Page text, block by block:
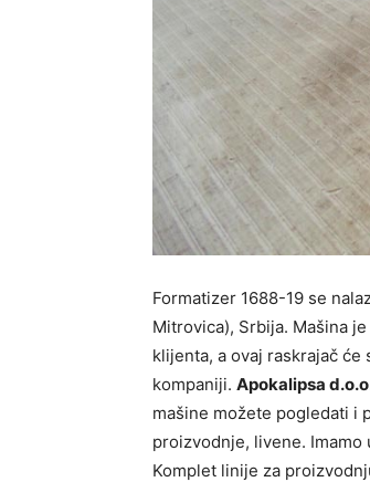
Formatizer 1688-19 se
Mitrovica), Srbija. Mašina
klijenta, a ovaj raskrajač
kompaniji. Apokalipsa
mašine možete pogledati i
proizvodnje, livene.
Komplet linije za